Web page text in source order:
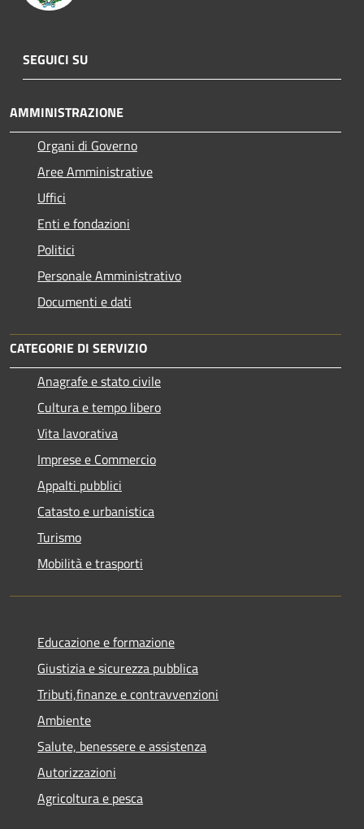
SEGUICI SU
AMMINISTRAZIONE
Organi di Governo
Aree Amministrative
Uffici
Enti e fondazioni
Politici
Personale Amministrativo
Documenti e dati
CATEGORIE DI SERVIZIO
Anagrafe e stato civile
Cultura e tempo libero
Vita lavorativa
Imprese e Commercio
Appalti pubblici
Catasto e urbanistica
Turismo
Mobilità e trasporti
Educazione e formazione
Giustizia e sicurezza pubblica
Tributi,finanze e contravvenzioni
Ambiente
Salute, benessere e assistenza
Autorizzazioni
Agricoltura e pesca